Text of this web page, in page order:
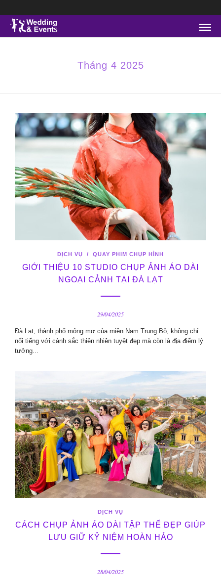
Tháng 4 2025
DỊCH VỤ / QUAY PHIM CHỤP HÌNH
GIỚI THIỆU 10 STUDIO CHỤP ẢNH ÁO DÀI
NGOẠI CẢNH TẠI ĐÀ LẠT
29/04/2025
Đà Lạt, thành phố mộng mơ của miền Nam Trung Bộ, không chỉ
nổi tiếng với cảnh sắc thiên nhiên tuyệt đẹp mà còn là địa điểm lý
tưởng...
DỊCH VỤ
CÁCH CHỤP ẢNH ÁO DÀI TẬP THỂ ĐẸP GIÚP
LƯU GIỮ KỶ NIỆM HOÀN HẢO
28/04/2025